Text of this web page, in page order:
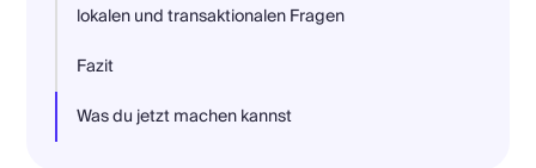
lokalen und transaktionalen Fragen
Fazit
Was du jetzt machen kannst